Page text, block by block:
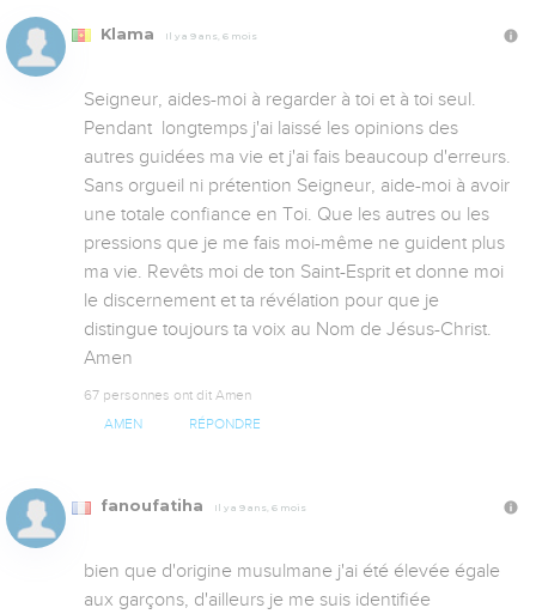
Klama Il y a 9 ans, 6 mois
Seigneur, aides-moi à regarder à toi et à toi seul.
Pendant  longtemps j'ai laissé les opinions des
autres guidées ma vie et j'ai fais beaucoup d'erreurs.
Sans orgueil ni prétention Seigneur, aide-moi à avoir
une totale confiance en Toi. Que les autres ou les
pressions que je me fais moi-même ne guident plus
ma vie. Revêts moi de ton Saint-Esprit et donne moi
le discernement et ta révélation pour que je
distingue toujours ta voix au Nom de Jésus-Christ.
Amen
67 personnes ont dit Amen
AMEN RÉPONDRE
fanoufatiha Il y a 9 ans, 6 mois
bien que d'origine musulmane j'ai été élevée égale
aux garçons, d'ailleurs je me suis identifiée